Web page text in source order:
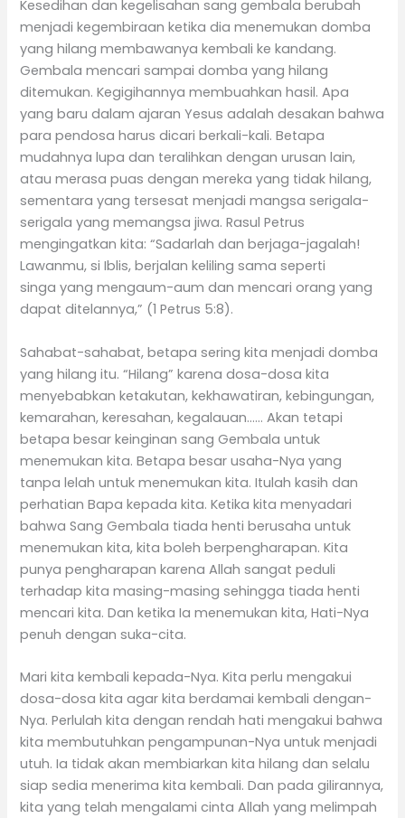
Kesedihan dan kegelisahan sang gembala berubah
menjadi kegembiraan ketika dia menemukan domba
yang hilang membawanya kembali ke kandang.
Gembala mencari sampai domba yang hilang
ditemukan. Kegigihannya membuahkan hasil. Apa
yang baru dalam ajaran Yesus adalah desakan bahwa
para pendosa harus dicari berkali-kali. Betapa
mudahnya lupa dan teralihkan dengan urusan lain,
atau merasa puas dengan mereka yang tidak hilang,
sementara yang tersesat menjadi mangsa serigala-
serigala yang memangsa jiwa. Rasul Petrus
mengingatkan kita: “Sadarlah dan berjaga-jagalah!
Lawanmu, si Iblis, berjalan keliling sama seperti
singa yang mengaum-aum dan mencari orang yang
dapat ditelannya,” (1 Petrus 5:8).
Sahabat-sahabat, betapa sering kita menjadi domba
yang hilang itu. “Hilang” karena dosa-dosa kita
menyebabkan ketakutan, kekhawatiran, kebingungan,
kemarahan, keresahan, kegalauan…… Akan tetapi
betapa besar keinginan sang Gembala untuk
menemukan kita. Betapa besar usaha-Nya yang
tanpa lelah untuk menemukan kita. Itulah kasih dan
perhatian Bapa kepada kita. Ketika kita menyadari
bahwa Sang Gembala tiada henti berusaha untuk
menemukan kita, kita boleh berpengharapan. Kita
punya pengharapan karena Allah sangat peduli
terhadap kita masing-masing sehingga tiada henti
mencari kita. Dan ketika Ia menemukan kita, Hati-Nya
penuh dengan suka-cita.
Mari kita kembali kepada-Nya. Kita perlu mengakui
dosa-dosa kita agar kita berdamai kembali dengan-
Nya. Perlulah kita dengan rendah hati mengakui bahwa
kita membutuhkan pengampunan-Nya untuk menjadi
utuh. Ia tidak akan membiarkan kita hilang dan selalu
siap sedia menerima kita kembali. Dan pada gilirannya,
kita yang telah mengalami cinta Allah yang melimpah